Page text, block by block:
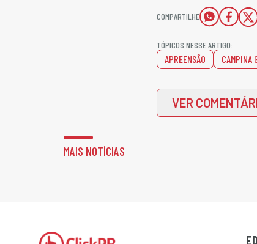
COMPARTILHE
TÓPICOS NESSE ARTIGO:
APREENSÃO CAMPINA
VER
MAIS NOTÍCIAS